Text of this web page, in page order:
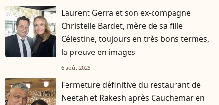
Laurent Gerra et son ex-compagne
Christelle Bardet, mère de sa fille
Célestine, toujours en très bons termes,
la preuve en images
6 août 2026
Fermeture définitive du restaurant de
Neetah et Rakesh après Cauchemar en